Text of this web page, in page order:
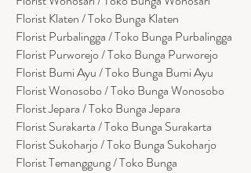
Florist Klaten / Toko Bunga Klaten
Florist Purbalingga / Toko Bunga Purbalingga
Florist Purworejo / Toko Bunga Purworejo
Florist Bumi Ayu / Toko Bunga Bumi Ayu
Florist Wonosobo / Toko Bunga Wonosobo
Florist Jepara / Toko Bunga Jepara
Florist Surakarta / Toko Bunga Surakarta
Florist Sukoharjo / Toko Bunga Sukoharjo
Florist Temanggung / Toko Bunga